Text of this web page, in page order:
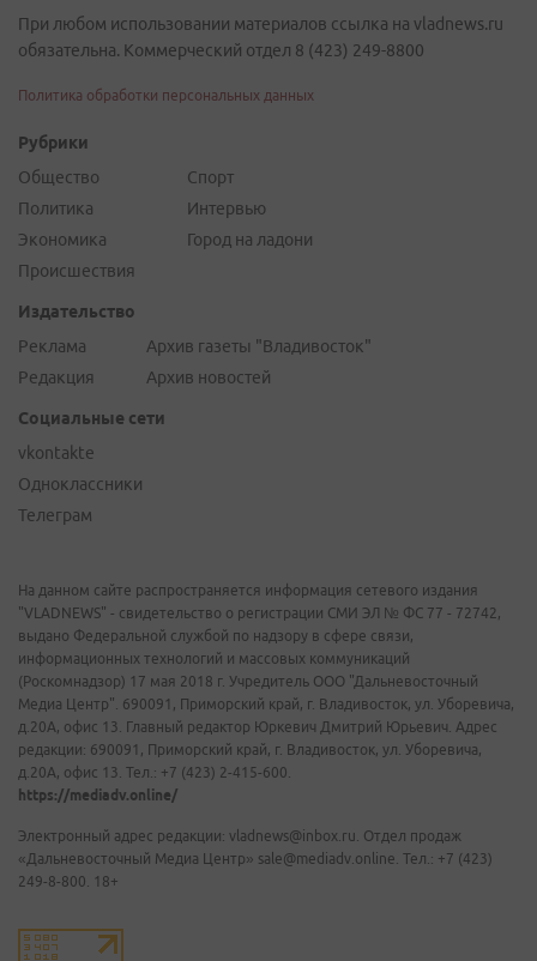
При любом использовании материалов ссылка на vladnews.ru
обязательна. Коммерческий отдел 8 (423) 249-8800
Политика обработки персональных данных
Рубрики
Общество
Политика
Экономика
Происшествия
Спорт
Интервью
Город на ладони
Издательство
Реклама
Редакция
Архив газеты "Владивосток"
Архив новостей
Социальные сети
vkontakte
Одноклассники
Телеграм
На данном сайте распространяется информация сетевого издания
"VLADNEWS" - свидетельство о регистрации СМИ ЭЛ № ФС 77 - 72742,
выдано Федеральной службой по надзору в сфере связи,
информационных технологий и массовых коммуникаций
(Роскомнадзор) 17 мая 2018 г. Учредитель ООО "Дальневосточный
Медиа Центр". 690091, Приморский край, г. Владивосток, ул. Уборевича,
д.20А, офис 13. Главный редактор Юркевич Дмитрий Юрьевич. Адрес
редакции: 690091, Приморский край, г. Владивосток, ул. Уборевича,
д.20А, офис 13. Тел.: +7 (423) 2-415-600.
https://mediadv.online/
Электронный адрес редакции: vladnews@inbox.ru. Отдел продаж
«Дальневосточный Медиа Центр» sale@mediadv.online. Тел.: +7 (423)
249-8-800. 18+